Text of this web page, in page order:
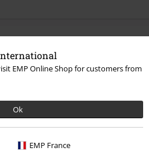
EMP Online Shop for customers from
Ok
EMP France
"Ophelie Kjole".